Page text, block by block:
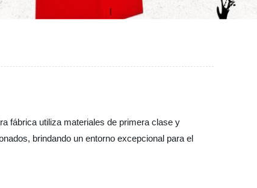
fábrica utiliza materiales de primera clase y
brindando un entorno excepcional para el